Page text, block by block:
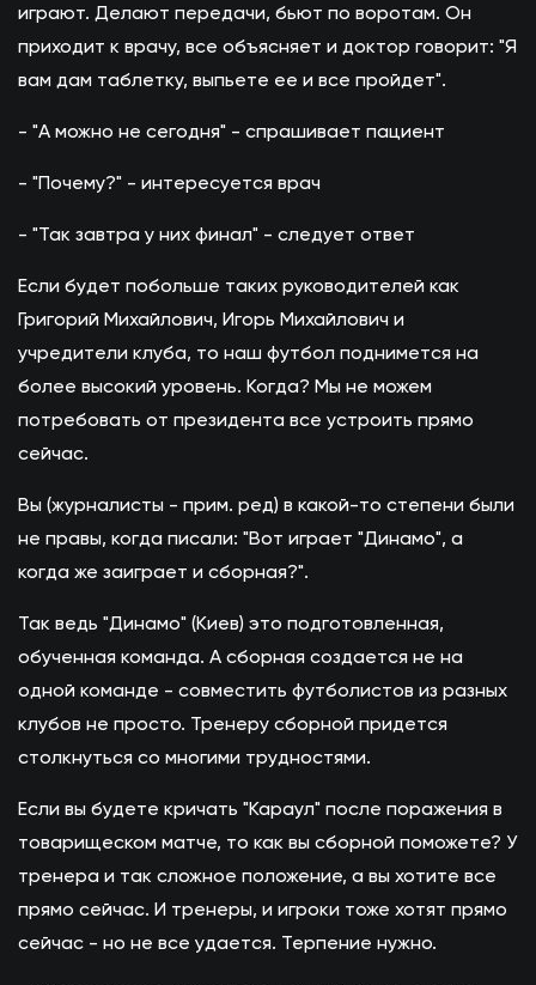
играют. Делают передачи, бьют по воротам. Он
приходит к врачу, все объясняет и доктор говорит: "Я
вам дам таблетку, выпьете ее и все пройдет".
- "А можно не сегодня" - спрашивает пациент
- "Почему?" - интересуется врач
- "Так завтра у них финал" - следует ответ
Если будет побольше таких руководителей как
Григорий Михайлович, Игорь Михайлович и
учредители клуба, то наш футбол поднимется на
более высокий уровень. Когда? Мы не можем
потребовать от президента все устроить прямо
сейчас.
Вы (журналисты - прим. ред) в какой-то степени были
не правы, когда писали: "Вот играет "Динамо", а
когда же заиграет и сборная?".
Так ведь "Динамо" (Киев) это подготовленная,
обученная команда. А сборная создается не на
одной команде - совместить футболистов из разных
клубов не просто. Тренеру сборной придется
столкнуться со многими трудностями.
Если вы будете кричать "Караул" после поражения в
товарищеском матче, то как вы сборной поможете? У
тренера и так сложное положение, а вы хотите все
прямо сейчас. И тренеры, и игроки тоже хотят прямо
сейчас - но не все удается. Терпение нужно.